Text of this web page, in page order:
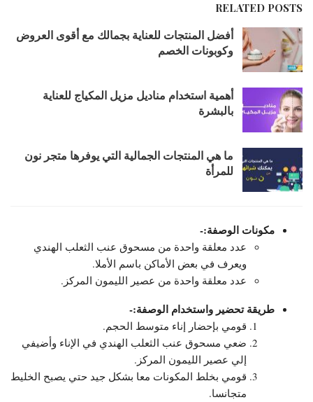
RELATED POSTS
أفضل المنتجات للعناية بجمالك مع أقوى العروض
وكوبونات الخصم
أهمية استخدام مناديل مزيل المكياج للعناية
بالبشرة
ما هي المنتجات الجمالية التي يوفرها متجر نون
للمرأة
مكونات الوصفة:-
عدد معلقة واحدة من مسحوق عنب الثعلب الهندي
ويعرف في بعض الأماكن باسم الأملا.
عدد معلقة واحدة من عصير الليمون المركز.
طريقة تحضير واستخدام الوصفة:-
قومي بإحضار إناء متوسط الحجم.
ضعي مسحوق عنب الثعلب الهندي في الإناء وأضيفي
إلي عصير الليمون المركز.
قومي بخلط المكونات معا بشكل جيد حتي يصبح الخليط
متجانسا.